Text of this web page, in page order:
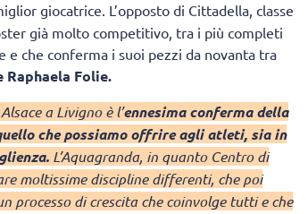
giocatrice. L’opposto di Cittadella, classe
già molto competitivo, tra i più completi
e che conferma i suoi pezzi da novanta tra
Folie.
a Livigno è l’ennesima conferma della
che possiamo offrire agli atleti, sia in
L’Aquagranda, in quanto Centro di
moltissime discipline differenti, che poi
processo di crescita che coinvolge tutti e che